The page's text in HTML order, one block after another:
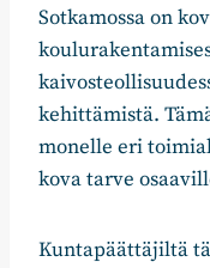
Sotkamossa on
kehittämistä.
monelle eri
kova tarve
Kuntapäättäjiltä